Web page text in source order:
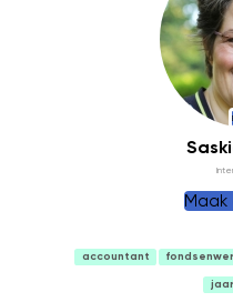
accountant